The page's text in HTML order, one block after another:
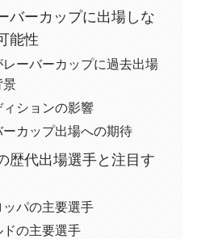
バーカップに出場しな
能性
ーバーカップに過去出場
景
ションの影響
カップ出場への期待
歴代出場選手と注目す
パの主要選手
の主要選手